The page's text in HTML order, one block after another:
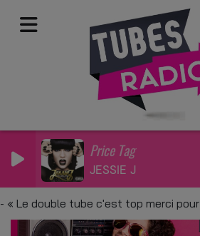
Price Tag
JESSIE J
double tube c'est top merci pour le
Previous